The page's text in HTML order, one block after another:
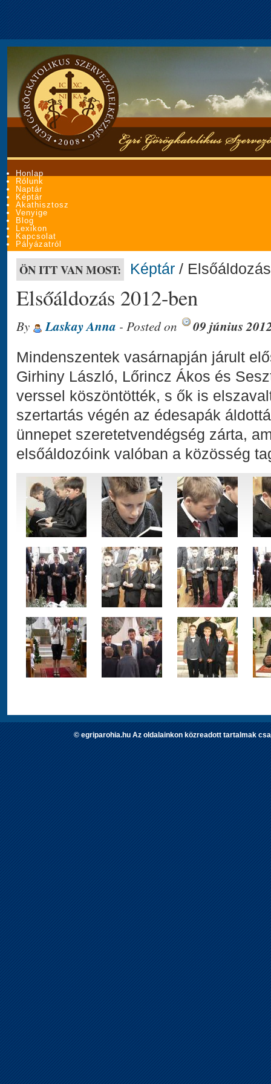
Honlap
Rólunk
Naptár
Képtár
Akathisztosz
Venyige
Blog
Lexikon
Kapcsolat
Pályázatról
ÖN ITT VAN MOST: Képtár /
Elsőáldozás 2012-ben
By Laskay Anna - Posted on 09 június
Mindenszentek vasárnapján járult
Girhiny László, Lőrincz Ákos és
verssel köszöntötték, s ők is
szertartás végén az édesapák
ünnepet szeretetvendégség zárta,
elsőáldozóink valóban a közösség
© egriparohia.hu Az oldalainkon közreadott tartalmak